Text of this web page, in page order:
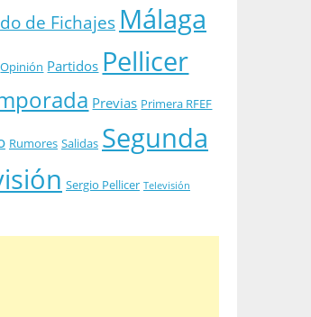
de Fichajes Málaga
Opinión Partidos Pellicer
Previas Primera RFEF
Rumores Salidas Segunda
Sergio Pellicer Televisión